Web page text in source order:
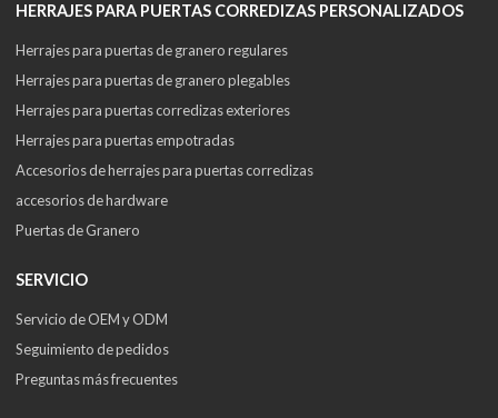
HERRAJES PARA PUERTAS CORREDIZAS PERSONALIZADOS
Herrajes para puertas de granero regulares
Herrajes para puertas de granero plegables
Herrajes para puertas corredizas exteriores
Herrajes para puertas empotradas
Accesorios de herrajes para puertas corredizas
accesorios de hardware
Puertas de Granero
SERVICIO
Servicio de OEM y ODM
Seguimiento de pedidos
Preguntas más frecuentes